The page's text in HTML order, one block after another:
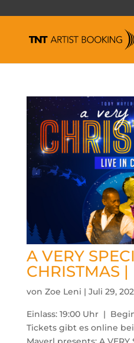
A VERY
CHRISTMAS
von Zoe Leni | Juli 29,
Einlass: 19:00 Uhr |
Tickets gibt es online